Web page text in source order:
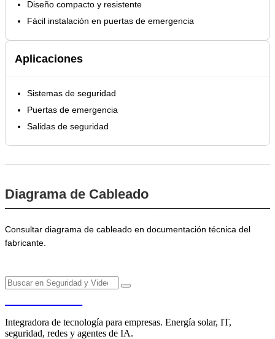
Diseño compacto y resistente
Fácil instalación en puertas de emergencia
Aplicaciones
Sistemas de seguridad
Puertas de emergencia
Salidas de seguridad
Diagrama de Cableado
Consultar diagrama de cableado en documentación técnica del
fabricante.
Integradora de tecnología para empresas. Energía solar, IT,
seguridad, redes y agentes de IA.